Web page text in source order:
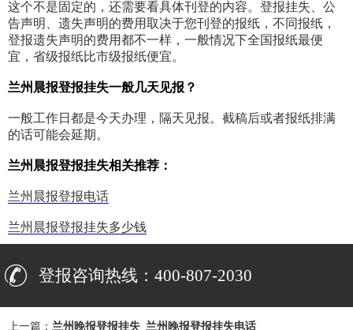
这个不是固定的，还需要看具体刊登的内容。登报挂失、公
告声明、遗失声明的费用取决于您刊登的报纸，不同报纸，
登报遗失声明的费用都不一样，一般情况下全国报纸最便
宜，省级报纸比市级报纸便宜。
兰州晨报登报挂失一般几天见报？
一般工作日都是今天办理，隔天见报。截稿后或者报纸排满
的话可能会延期。
兰州晨报登报挂失相关推荐：
兰州晨报登报电话
兰州晨报登报挂失多少钱
登报咨询热线：400-807-2030
上一篇： 兰州晚报登报挂失_兰州晚报登报挂失电话